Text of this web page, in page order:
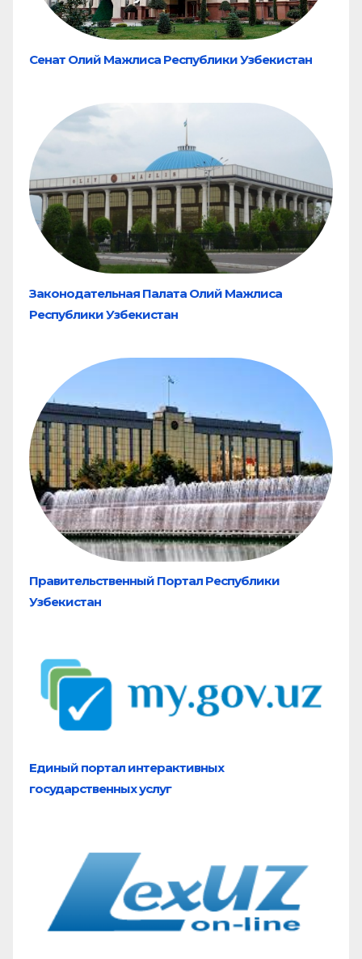
Сенат Олий Мажлиса Республики Узбекистан
Законодательная Палата Олий Мажлиса
Республики Узбекистан
Правительственный Портал Республики
Узбекистан
Единый портал интерактивных
государственных услуг